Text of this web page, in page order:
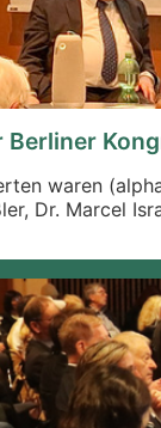
waren
Dr. Marcel